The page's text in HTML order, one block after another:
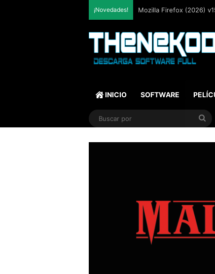
¡Novedades! Mozilla Firefox (2026)
INICIO SOFTWARE